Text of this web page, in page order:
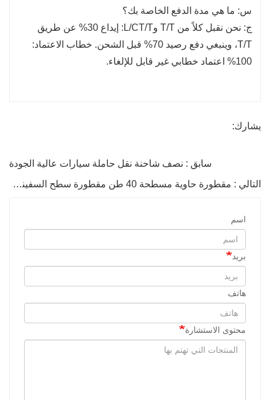
س: ما هي مدة الدفع الخاصة بك؟
ج: نحن نقبل كلاً من T/T وL/CT/T: إيداع 30% عن طريق
T/T، وينبغي دفع رصيد 70% قبل الشحن. خطاب الاعتماد:
100% اعتماد خطابي غير قابل للإلغاء.
يشارك:
سابق : نصف شاحنة نقل حاملة سيارات عالية الجودة
التالي : مقطورة حاوية مسطحة 40 طن مقطورة سطح السفينة مسطح
اسم
بريد
هاتف
محتوى الاستشارة